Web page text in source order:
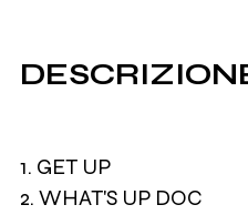
1. GET UP
2. WHAT'S UP DOC